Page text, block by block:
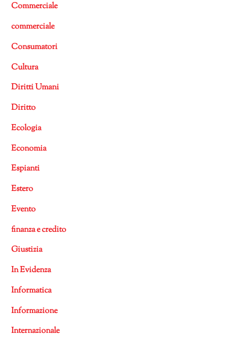
Commerciale
commerciale
Consumatori
Cultura
Diritti Umani
Diritto
Ecologia
Economia
Espianti
Estero
Evento
finanza e credito
Giustizia
In Evidenza
Informatica
Informazione
Internazionale